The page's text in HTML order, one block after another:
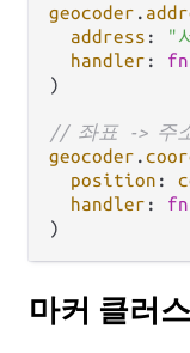
geocoder .
address : "
handler : fn
)
// 좌표 -> 주
geocoder .
position :
handler : fn
마커 클러